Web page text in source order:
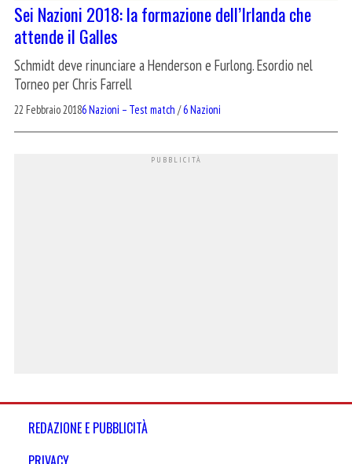
Sei Nazioni 2018: la formazione dell’Irlanda che
attende il Galles
Schmidt deve rinunciare a Henderson e Furlong. Esordio nel
Torneo per Chris Farrell
22 Febbraio 20186 Nazioni – Test match /6 Nazioni
REDAZIONE E PUBBLICITÀ